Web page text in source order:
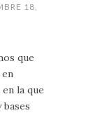
18,
que
la que
bases